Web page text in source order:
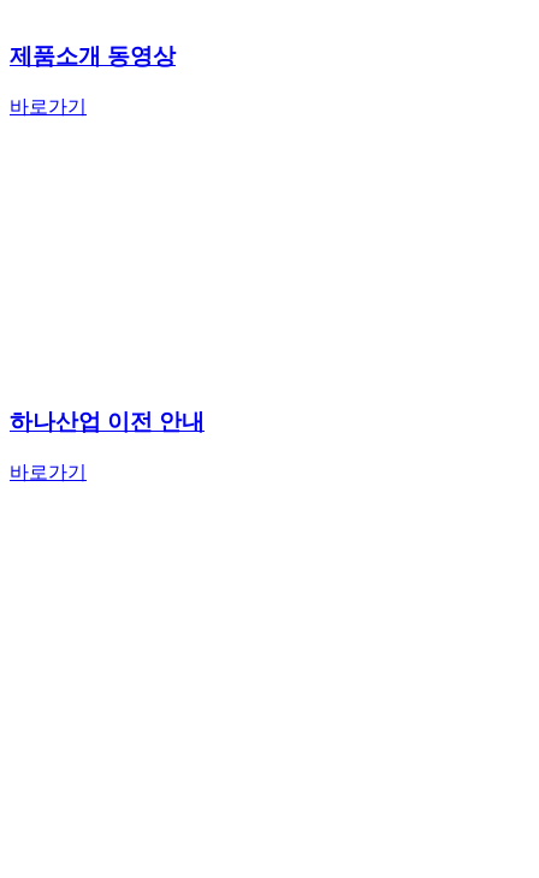
제품소개 동영상
바로가기
하나산업 이전 안내
바로가기